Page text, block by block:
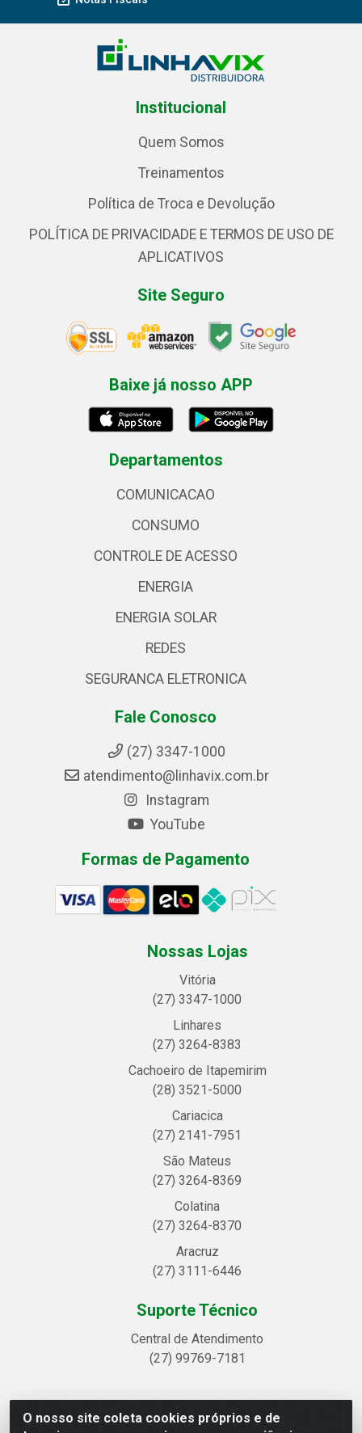
O nosso site coleta cookies próprios e de
Institucional
Quem Somos
Treinamentos
Política de Troca e Devolução
POLÍTICA DE PRIVACIDADE E TERMOS DE USO DE
APLICATIVOS
Site Seguro
Baixe já nosso APP
Departamentos
COMUNICACAO
CONSUMO
CONTROLE DE ACESSO
ENERGIA
ENERGIA SOLAR
REDES
SEGURANCA ELETRONICA
Fale Conosco
(27) 3347-1000
atendimento@linhavix.com.br
Instagram
YouTube
Formas de Pagamento
Nossas Lojas
Vitória
(27) 3347-1000
Linhares
(27) 3264-8383
Cachoeiro de Itapemirim
(28) 3521-5000
Cariacica
(27) 2141-7951
São Mateus
(27) 3264-8369
Colatina
(27) 3264-8370
Aracruz
(27) 3111-6446
Suporte Técnico
Central de Atendimento
(27) 99769-7181
Linhavix Distribuidora LTDA - Avenida Alegre, 2521 -